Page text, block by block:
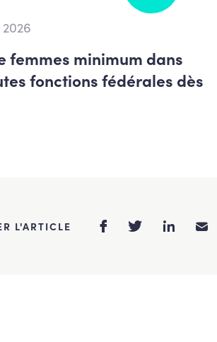
femmes minimum dans
fonctions fédérales dès
L'ARTICLE